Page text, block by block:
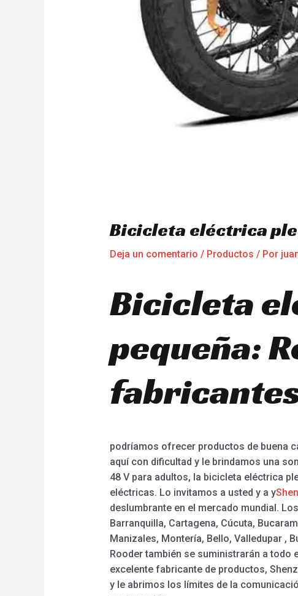
Bicicleta eléctrica
Deja un comentario / Productos / Por
Bicicleta
pequeña:
podríamos ofrecer productos de buena
aquí con dificultad y le brindamos una
48 V para adultos, la bicicleta eléctrica
eléctricas. Lo invitamos a usted y a y
deslumbrante en el mercado mundial.
Barranquilla, Cartagena, Cúcuta,
Manizales, Montería, Bello, Valledupar ,
Rooder también se suministrarán a todo
excelente fabricante de productos,
y le abrimos los límites de la